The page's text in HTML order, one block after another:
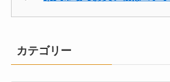
カテゴリー